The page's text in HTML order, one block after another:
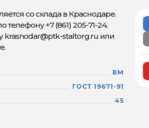
со склада в Краснодаре.
телефону +7 (861) 205-71-24,
krasnodar@ptk-staltorg.ru или
ВМ
ГОСТ 19671-91
45